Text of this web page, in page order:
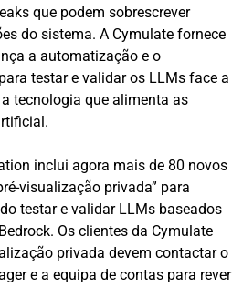
que podem sobrescrever
do sistema. A Cymulate fornece
a automatização e o
testar e validar os LLMs face a
tecnologia que alimenta as
inclui agora mais de 80 novos
visualização privada” para
testar e validar LLMs baseados
Os clientes da Cymulate
privada devem contactar o
e a equipa de contas para rever